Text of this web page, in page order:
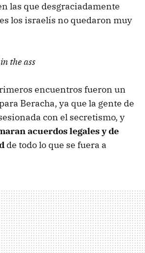
las que desgraciadamente
los israelís no quedaron muy
the ass
encuentros fueron un
Beracha, ya que la gente de
con el secretismo, y
acuerdos legales y de
de todo lo que se fuera a